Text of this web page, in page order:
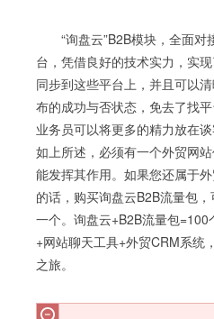
“询盘云”B2B模块，全面
台，凭借良好的技术实力，实
同步到这些平台上，并且可以
布的成功与否状态，免去了找
业务员可以将更多的精力放在
如上所述，必须有一个外贸网
能发挥其作用。如果您还属于
的话，购买询盘云B2B流量包
一个。询盘云+B2B流量包
+网站聊天工具+外贸CRM系统
之旅。